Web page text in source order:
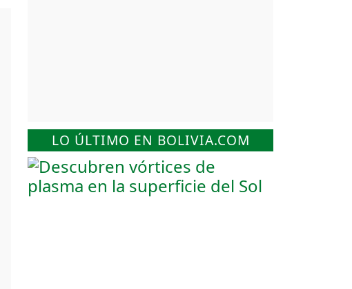
LO ÚLTIMO EN BOLIVIA.COM